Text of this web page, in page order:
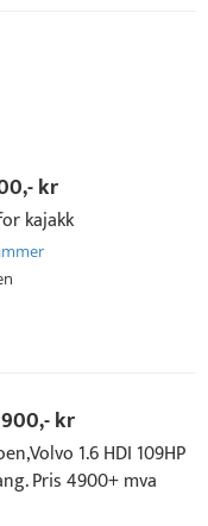
kr
kajakk
kr
1.6 HDI 109HP
Pris 4900+ mva